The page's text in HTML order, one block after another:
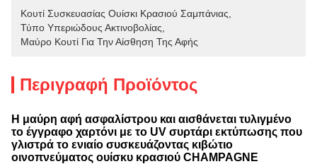
Κουτί Συσκευασίας Ουίσκι Κρασιού Σαμπάνιας
Τύπο Υπεριώδους Ακτινοβολίας
Μαύρο Κουτί Για Την Αίσθηση Της Αφής
Περιγραφή Προϊόντος
Η μαύρη αφή ασφαλίστρου και αισθάνεται τυλιγμένο
το έγγραφο χαρτόνι με το UV συρτάρι εκτύπωσης που
γλιστρά το ενιαίο συσκευάζοντας κιβώτιο
οινοπνεύματος ουίσκυ κρασιού CHAMPAGNE